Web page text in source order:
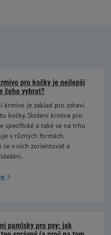
pro kočky je nejlepší
čeho vybrat?
krmivo je základ pro zdraví
kočky. Složení krmiva pro
specifické a také se na trhu
v různých formách.
se v nich zorientovat a
pamlsky pro psy: jak